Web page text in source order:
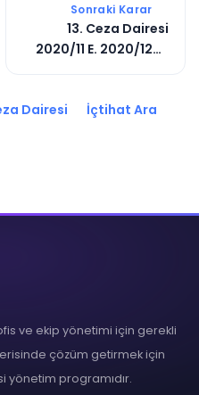
Sonraki Karar
13. Ceza Dairesi
2020/11 E. 2020/1283
Dairesi İçtihat Ara
ve ekip yönetimi için gerekli
çözüm getirmek için
yönetim programıdır.